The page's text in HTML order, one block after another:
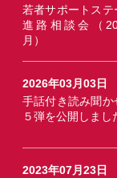
若者サポートステ
進路相談会（
月）
2026年03月03日
手話付き読み聞か
５弾を公開しまし
2023年07月23日